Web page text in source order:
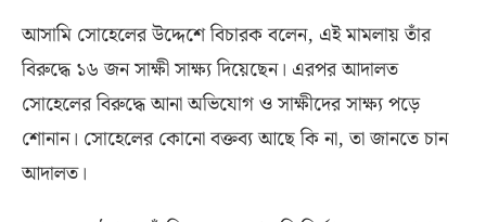
আসামি সোহেলের উদ্দেশে বিচারক বলেন, এই মামলায় তাঁর
বিরুদ্ধে ১৬ জন সাক্ষী সাক্ষ্য দিয়েছেন। এরপর আদালত
সোহেলের বিরুদ্ধে আনা অভিযোগ ও সাক্ষীদের সাক্ষ্য পড়ে
শোনান। সোহেলের কোনো বক্তব্য আছে কি না,তা জানতে চান
আদালত।